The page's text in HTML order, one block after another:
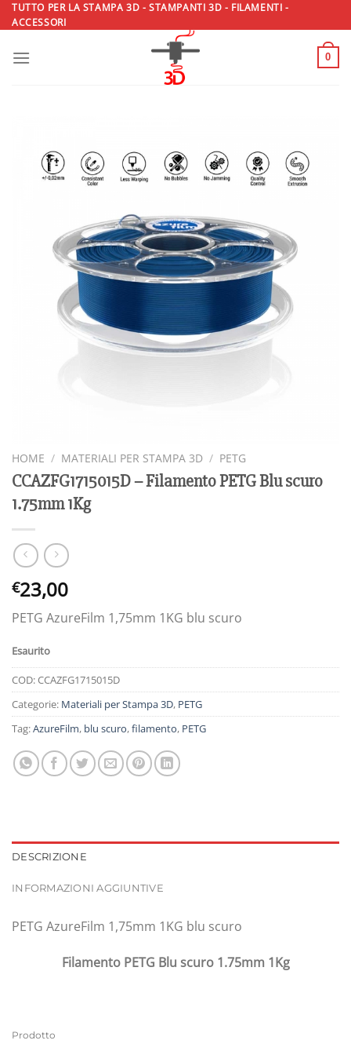
Salta
ai
TUTTO PER LA STAMPA 3D - STAMPANTI 3D - FILAMENTI -
ACCESSORI
0
HOME / MATERIALI PER STAMPA 3D / PETG
CCAZFG1715015D – Filamento PETG Blu scuro
1.75mm 1Kg
€23,00
PETG AzureFilm 1,75mm 1KG blu scuro
Esaurito
COD:CCAZFG1715015D
Categorie: Materiali per Stampa 3D, PETG
Tag:AzureFilm, blu scuro,filamento, PETG
DESCRIZIONE
INFORMAZIONI AGGIUNTIVE
PETG AzureFilm 1,75mm 1KG blu scuro
Filamento PETG Blu scuro 1.75mm 1Kg
Prodotto